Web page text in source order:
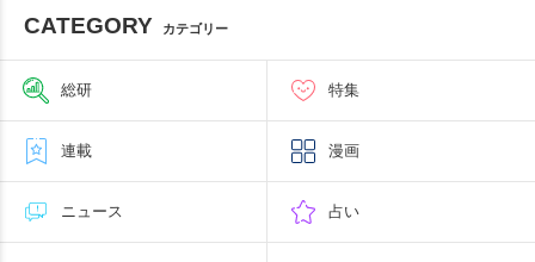
CATEGORY カテゴリー
総研 特集
連載 漫画
ニュース 占い